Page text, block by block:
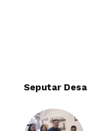
Seputar Desa